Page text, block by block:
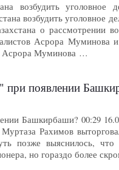
возбудить
возбудить уголовное
о рассмотрении
Асрора
Асрора Муминова …
при появлении
Башкирбаши? 00:29
Рахимов
позже выяснилось,
но гораздо более